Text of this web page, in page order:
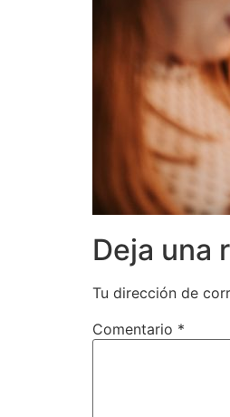
Deja una
Tu dirección de
Comentario *